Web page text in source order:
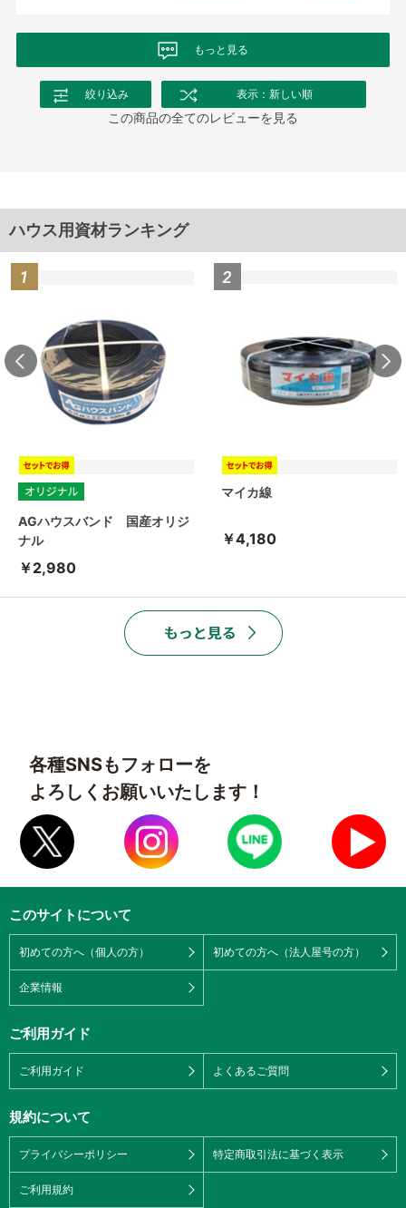
もっと見る
絞り込み 表示：新しい順
この商品の全てのレビューを見る
ハウス用資材ランキング
AGハウスバンド 国産オリジ
ナル
￥2,980
マイカ線
￥4,180
各種SNSもフォローを
よろしくお願いいたします！
このサイトについて
初めての方へ（個人の方） 初めての方へ（法人屋号の方）
企業情報
ご利用ガイド
ご利用ガイド よくあるご質問
規約について
プライバシーポリシー 特定商取引法に基づく表示
ご利用規約